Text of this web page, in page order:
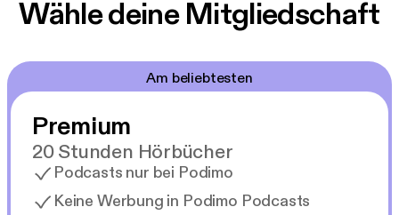
Wähle deine Mitgliedschaft
Am beliebtesten
Premium
20 Stunden Hörbücher
Podcasts nur bei Podimo
Keine Werbung in Podimo Podcasts